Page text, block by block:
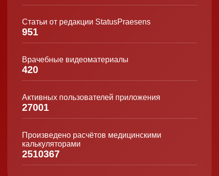
Статьи от редакции StatusPraesens
951
Врачебные видеоматериалы
420
Активных пользователей приложения
27001
Произведено расчётов медицинскими
калькуляторами
2510367